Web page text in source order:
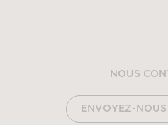
NOUS
ENVOYEZ-